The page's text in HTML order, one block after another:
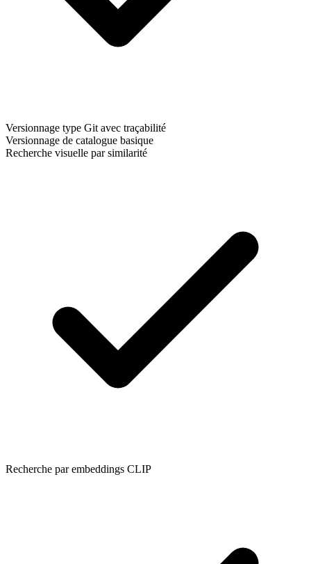
Versionnage type Git avec traçabilité
Versionnage de catalogue basique
Recherche visuelle par similarité
Recherche par embeddings CLIP